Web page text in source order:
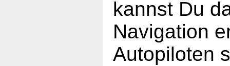
kannst Du
Navigation
Autopiloten